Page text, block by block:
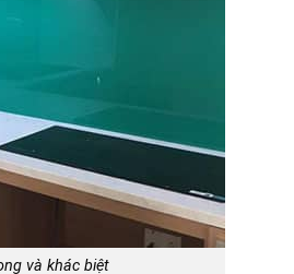
và khác biệt